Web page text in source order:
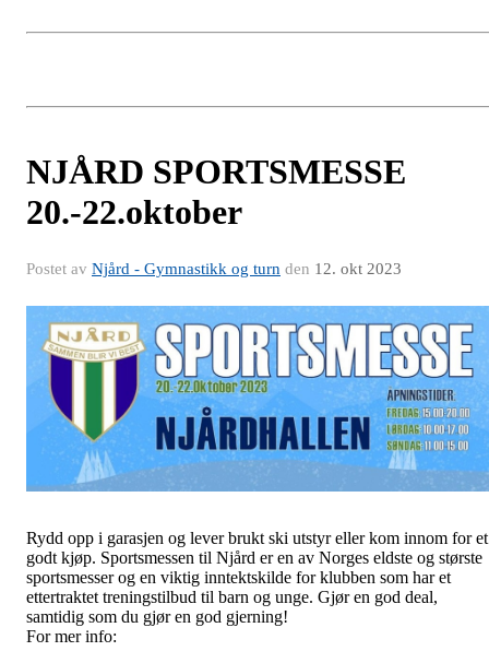
NJÅRD SPORTSMESSE
20.-22.oktober
Postet av Njård - Gymnastikk og turn den 12. okt 2023
Rydd opp i garasjen og lever brukt ski utstyr eller kom innom for et
godt kjøp. Sportsmessen til Njård er en av Norges eldste og største
sportsmesser og en viktig inntektskilde for klubben som har et
ettertraktet treningstilbud til barn og unge. Gjør en god deal,
samtidig som du gjør en god gjerning!
For merinfo: